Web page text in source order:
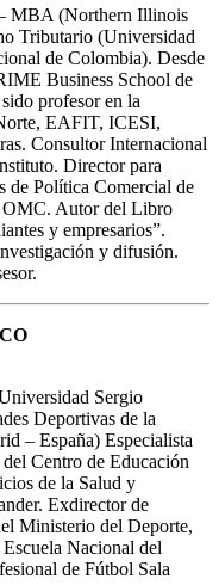
MBA (Northern Illinois
Tributario (Universidad
de Colombia). Desde
Business School de
profesor en la
EAFIT, ICESI,
Consultor Internacional
Director para
de Política Comercial de
OMC. Autor del Libro
y empresarios”.
y difusión.
Sergio
Deportivas de la
– España) Especialista
Centro de Educación
de la Salud y
Exdirector de
Ministerio del Deporte,
Nacional del
de Fútbol Sala